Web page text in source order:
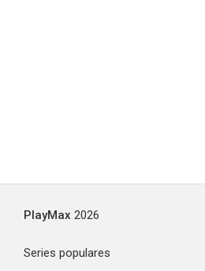
PlayMax 2026
Series populares